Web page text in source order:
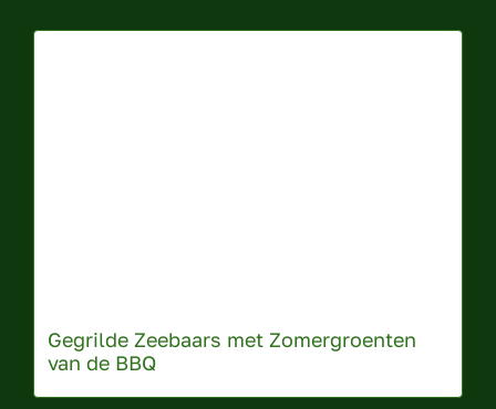
Gegrilde Zeebaars met Zomergroenten
van de BBQ